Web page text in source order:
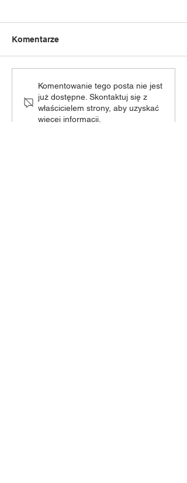
„Dziecięca Moc Sceny” -
zmiana terminu!
Komentarze
Komentowanie tego posta nie jest
już dostępne. Skontaktuj się z
właścicielem strony, aby uzyskać
więcej informacji.